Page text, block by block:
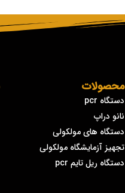
محصولات
دستگاه pcr
نانو دراپ
دستگاه های مولکولی
تجهیز آزمایشگاه مولکولی
دستگاه ریل تایم pcr